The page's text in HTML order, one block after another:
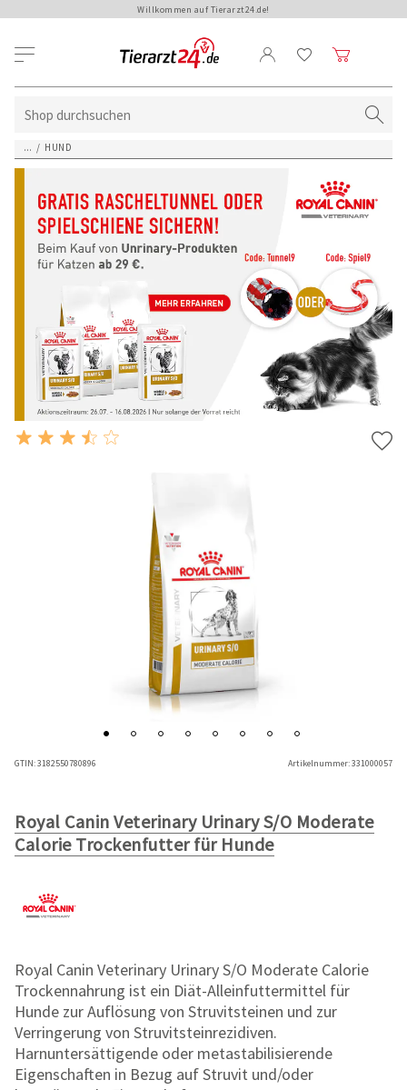
Willkommen auf Tierarzt24.de!
... / HUND
GTIN:3182550780896 Artikelnummer:331000057
Royal Canin Veterinary Urinary S/O Moderate
Calorie Trockenfutter für Hunde
Royal Canin Veterinary Urinary S/O Moderate Calorie
Trockennahrung ist ein Diät-Alleinfuttermittel für
Hunde zur Auflösung von Struvitsteinen und zur
Verringerung von Struvitsteinrezidiven.
Harnuntersättigende oder metastabilisierende
Eigenschaften in Bezug auf Struvit und/oder